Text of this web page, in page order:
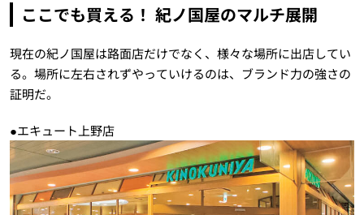
ここでも買える！ 紀ノ国屋のマルチ展開
現在の紀ノ国屋は路面店だけでなく、様々な場所に出店してい
る。場所に左右されずやっていけるのは、ブランド力の強さの
証明だ。
●エキュート上野店